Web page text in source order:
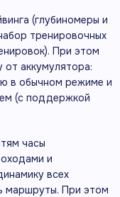
(глубиномеры и
тренировочных
При этом
от аккумулятора:
в обычном режиме и
(с поддержкой
часы
и
всех
маршруты. При этом